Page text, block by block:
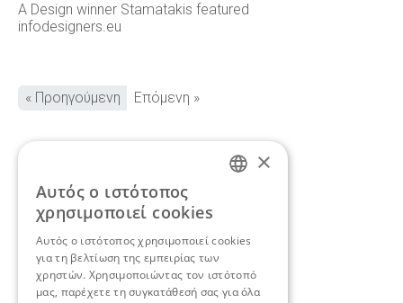
A Design winner Stamatakis featured
infodesigners.eu
« Προηγούμενη Επόμενη »
Αν θέλετε να
συζητήσουμε για το δικό
σας project,ελάτε σε
επαφή.
×
Αυτός ο ιστότοπος
χρησιμοποιεί cookies
Αυτός ο ιστότοπος χρησιμοποιεί cookies
για τη βελτίωση της εμπειρίας των
χρηστών. Χρησιμοποιώντας τον ιστότοπό
μας, παρέχετε τη συγκατάθεσή σας για όλα